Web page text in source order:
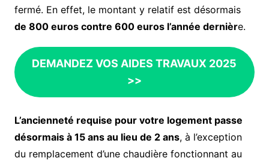
fermé. En effet, le montant y relatif est désormais
de 800 euros contre 600 euros l’année dernière.
DEMANDEZ VOS AIDES TRAVAUX 2025
>>
L’ancienneté requise pour votre logement passe
désormais à 15 ans au lieu de 2 ans, à l’exception
du remplacement d’une chaudière fonctionnant au